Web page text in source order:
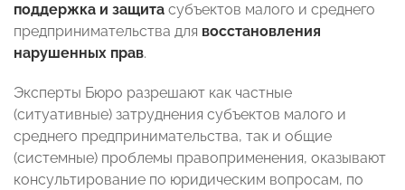
поддержка и защита субъектов малого и среднего
предпринимательства для восстановления
нарушенных прав.
Эксперты Бюро разрешают как частные
(ситуативные) затруднения субъектов малого и
среднего предпринимательства, так и общие
(системные) проблемы правоприменения, оказывают
консультирование по юридическим вопросам, по